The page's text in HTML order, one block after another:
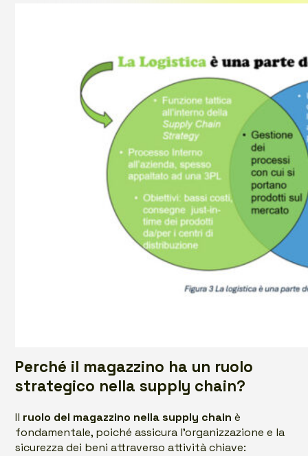
Perché il magazzino ha un ruolo
strategico nella supply chain?
Il ruolo del magazzino nella supply chain è
fondamentale, poiché assicura l’organizzazione e la
sicurezza dei beni attraverso attività chiave: